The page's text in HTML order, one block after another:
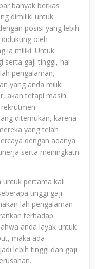
banyak berkas
dimiliki untuk
posisi yang lebih
oleh
ia miliki. Untuk
serta gaji tinggi, hal
pengalaman,
yang anda miliki
akan tetapi masih
ditemukan, karena
yang telah
dengan adanya
serta meningkatn
untuk pertama kali
tinggi gaji
lah pengalaman
terhadap
anda layak untuk
maka ada
lebih tinggi dan gaji